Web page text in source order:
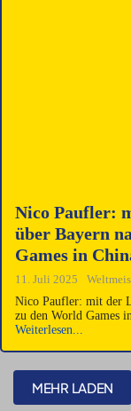
Nico Paufler:
über Bayern
Games in
11. Juli 2025
Nico Paufler: mit der
zu den World Games
Weiterlesen...
MEHR LADEN